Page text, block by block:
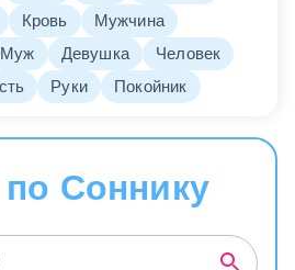
Кровь
Мужчина
Муж Девушка
Человек
Руки Покойник
Соннику